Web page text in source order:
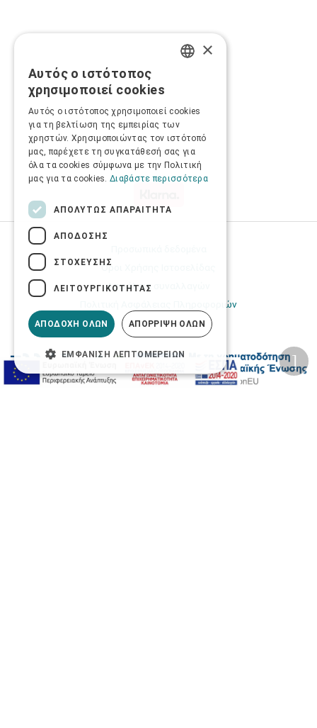
Όροι Χρήσης Ιστοσελίδας
Ασφάλεια συναλλαγών
Πολιτική Ασφάλειας Πληροφοριών
×
Αυτός ο ιστότοπος
χρησιμοποιεί cookies
Αυτός ο ιστότοπος χρησιμοποιεί cookies
για τη βελτίωση της εμπειρίας των
χρηστών. Χρησιμοποιώντας τον ιστότοπό
μας, παρέχετε τη συγκατάθεσή σας για
όλα τα cookies σύμφωνα με την Πολιτική
μας για τα cookies. Διαβάστε περισσότερα
ΑΠΟΛΎΤΩΣ ΑΠΑΡΑΊΤΗΤΑ
ΑΠΌΔΟΣΗΣ
ΣΤΌΧΕΥΣΗΣ
ΛΕΙΤΟΥΡΓΙΚΌΤΗΤΑΣ
ΑΠΟΔΟΧΉ ΌΛΩΝ ΑΠΌΡΡΙΨΗ ΌΛΩΝ
ΕΜΦΆΝΙΣΗ ΛΕΠΤΟΜΕΡΕΙΏΝ